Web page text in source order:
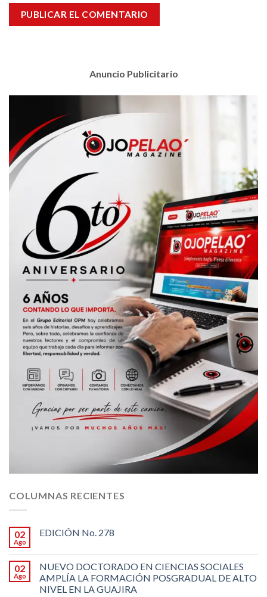
Anuncio Publicitario
COLUMNAS RECIENTES
02
Ago
EDICIÓN No. 278
02
Ago
NUEVO DOCTORADO EN CIENCIAS SOCIALES
AMPLÍA LA FORMACIÓN POSGRADUAL DE ALTO
NIVEL EN LA GUAJIRA